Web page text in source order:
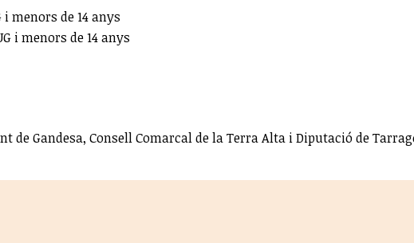
menors de 14 anys
i menors de 14 anys
de Gandesa, Consell Comarcal de la Terra Alta i Diputació de